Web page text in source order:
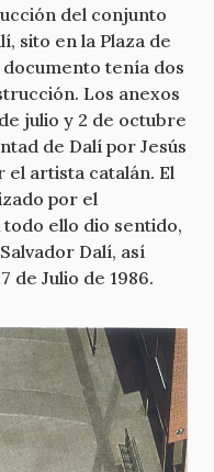
del conjunto
sito en la Plaza de
tenía dos
Los anexos
julio y 2 de octubre
de Dalí por Jesús
el artista catalán. El
por el
ello dio sentido,
Dalí, así
de Julio de 1986.